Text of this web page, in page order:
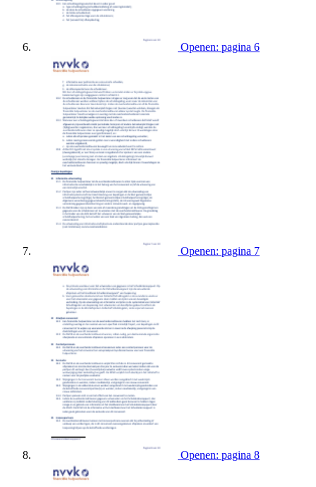
Openen: pagina 6
Openen: pagina 7
Openen: pagina 8